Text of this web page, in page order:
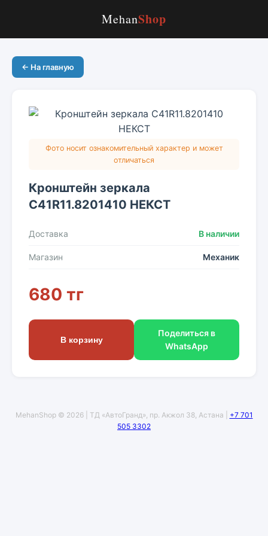
MehanShop
← На главную
Фото носит ознакомительный характер и может
отличаться
Кронштейн зеркала
С41R11.8201410 НЕКСТ
Доставка В наличии
Магазин Механик
680 тг
В корзину
Поделиться в
WhatsApp
MehanShop © 2026 | ТД «АвтоГранд», пр. Акжол 38, Астана | +7 701
505 3302